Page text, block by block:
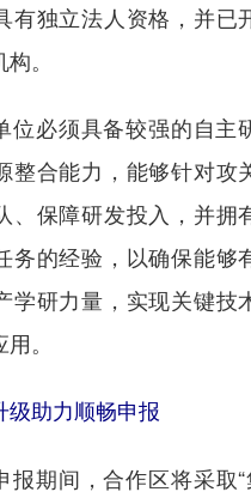
有独立法人资格，并已
。
必须具备较强的自主
整合能力，能够针对攻
、保障研发投入，并拥
务的经验，以确保能够
学研力量，实现关键技
。
级助力顺畅申报
期间，合作区将采取“